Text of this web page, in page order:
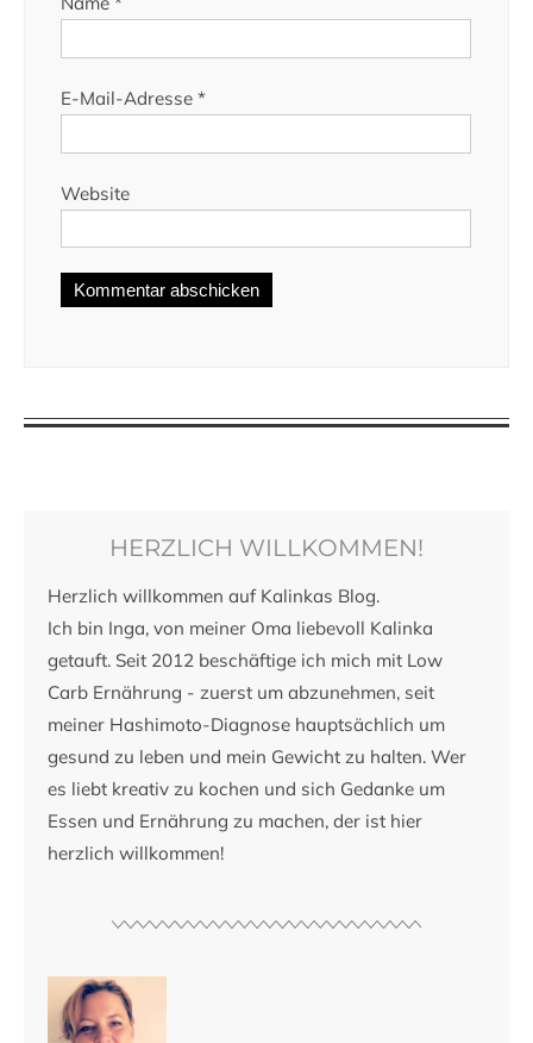
E-Mail-Adresse *
Website
HERZLICH WILLKOMMEN!
Herzlich willkommen auf Kalinkas Blog.
Ich bin Inga, von meiner Oma liebevoll Kalinka
getauft. Seit 2012 beschäftige ich mich mit Low
Carb Ernährung - zuerst um abzunehmen, seit
meiner Hashimoto-Diagnose hauptsächlich um
gesund zu leben und mein Gewicht zu halten. Wer
es liebt kreativ zu kochen und sich Gedanke um
Essen und Ernährung zu machen, der ist hier
herzlich willkommen!